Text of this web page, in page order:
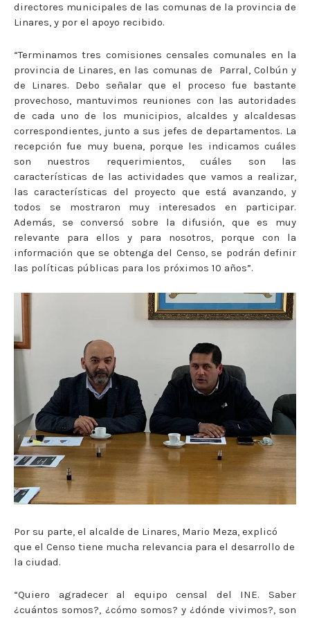
directores municipales de las comunas de la provincia de
Linares, y por el apoyo recibido.
“Terminamos tres comisiones censales comunales en la
provincia de Linares, en las comunas de
Parral, Colbún y
de Linares. Debo señalar que el proceso fue bastante
provechoso, mantuvimos reuniones con las autoridades
de cada uno de los municipios, alcaldes y alcaldesas
correspondientes, junto a sus jefes de departamentos. La
recepción fue muy buena, porque les indicamos cuáles
son nuestros requerimientos, cuáles son las
características de las actividades que vamos a realizar,
las características del proyecto que está avanzando, y
todos se mostraron muy interesados en participar.
Además, se conversó sobre la difusión, que es muy
relevante para ellos y para nosotros, porque con la
información que se obtenga del Censo, se podrán definir
las políticas públicas para los próximos 10 años”.
Por su parte, el alcalde de Linares, Mario Meza, explicó
que el Censo tiene mucha relevancia para el desarrollo de
la ciudad.
“Quiero agradecer al equipo censal del INE. Saber
¿cuántos somos?, ¿cómo somos? y ¿dónde vivimos?, son